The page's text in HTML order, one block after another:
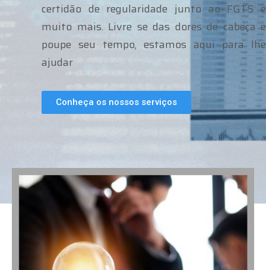
certidão de regularidade junto ao FGTS e
muito mais. Livre se das dores de cabeça e
poupe seu tempo, estamos aqui para lhe
ajudar
Conheça os nossos serviços